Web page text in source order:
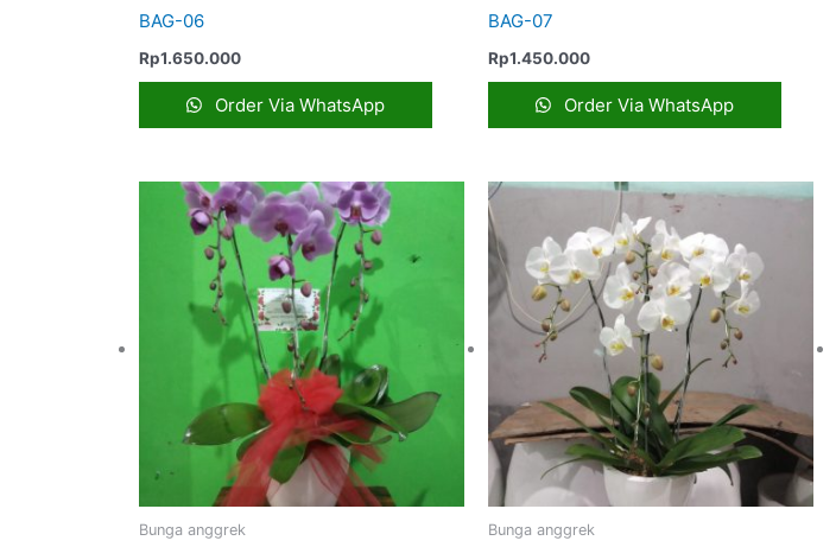
BAG-06
Rp1.650.000
Order Via WhatsApp
BAG-07
Rp1.450.000
Order Via WhatsApp
Bunga anggrek Bunga anggrek